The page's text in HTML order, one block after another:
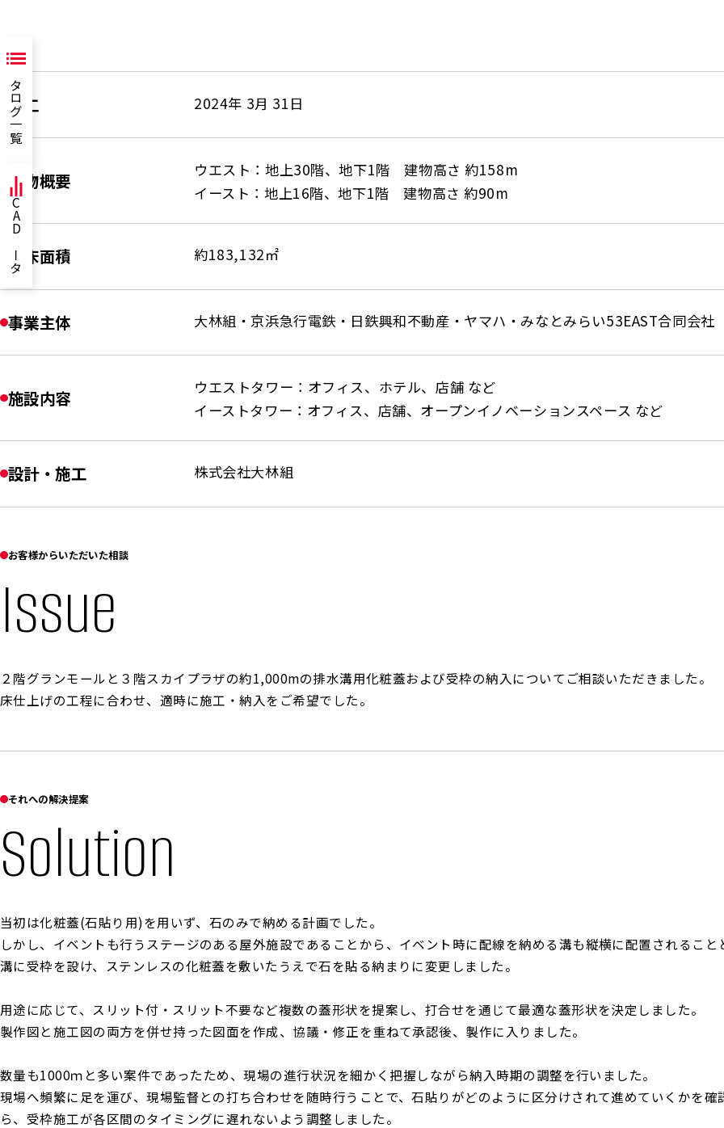
竣工 2024年 3月 31日
建物概要
ウエスト：地上30階、地下1階 建物高さ 約158m
イースト：地上16階、地下1階 建物高さ 約90m
延床面積 約183,132㎡
事業主体 大林組・京浜急行電鉄・日鉄興和不動産・ヤマハ・みなとみらい53EAST合同会社
施設内容
ウエストタワー：オフィス、ホテル、店舗 など
イーストタワー：オフィス、店舗、オープンイノベーションスペース など
設計・施工 株式会社大林組
お客様からいただいた相談
Issue
２階グランモールと３階スカイプラザの約1,000mの排水溝用化粧蓋および受枠の納入についてご相談いただきました。
床仕上げの工程に合わせ、適時に施工・納入をご希望でした。
それへの解決提案
Solution
当初は化粧蓋(石貼り用)を用いず、石のみで納める計画でした。
しかし、イベントも行うステージのある屋外施設であることから、イベント時に配線を納める溝も縦横に配置されること
溝に受枠を設け、ステンレスの化粧蓋を敷いたうえで石を貼る納まりに変更しました。
用途に応じて、スリット付・スリット不要など複数の蓋形状を提案し、打合せを通じて最適な蓋形状を決定しました。
製作図と施工図の両方を併せ持った図面を作成、協議・修正を重ねて承認後、製作に入りました。
数量も1000ｍと多い案件であったため、現場の進行状況を細かく把握しながら納入時期の調整を行いました。
現場へ頻繁に足を運び、現場監督との打ち合わせを随時行うことで、石貼りがどのように区分けされて進めていくかを確
ら、受枠施工が各区間のタイミングに遅れないよう調整しました。
カタログ一覧
CADデータ